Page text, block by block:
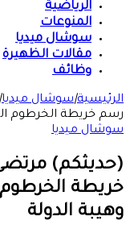
الرياضية
المنوعات
سوشال ميديا
مقالات الظهيرة
وظائف
الرئيسية|سوشال ميديا
رسم خريطة الخرطوم
سوشال ميديا
(حديثكم)
خريطة الخرطوم
وهيبة الدولة